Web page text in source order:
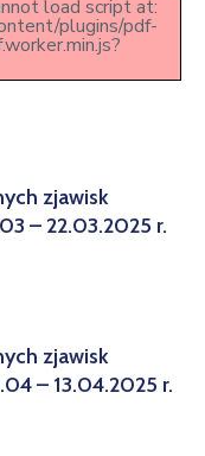
load script at:
plugins/pdf-
zjawisk
– 22.03.2025 r.
zjawisk
– 13.04.2025 r.